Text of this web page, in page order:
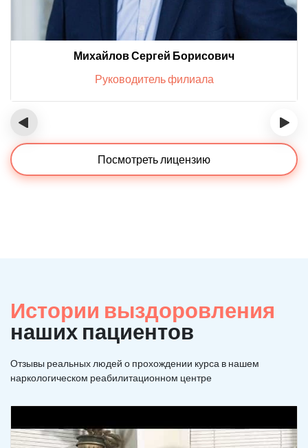
Михайлов Сергей Борисович
Руководитель филиала
‹ ›
Посмотреть лицензию
Истории выздоровления
наших пациентов
Отзывы реальных людей о прохождении курса в нашем
наркологическом реабилитационном центре